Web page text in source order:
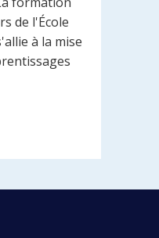
de l'École
à la mise